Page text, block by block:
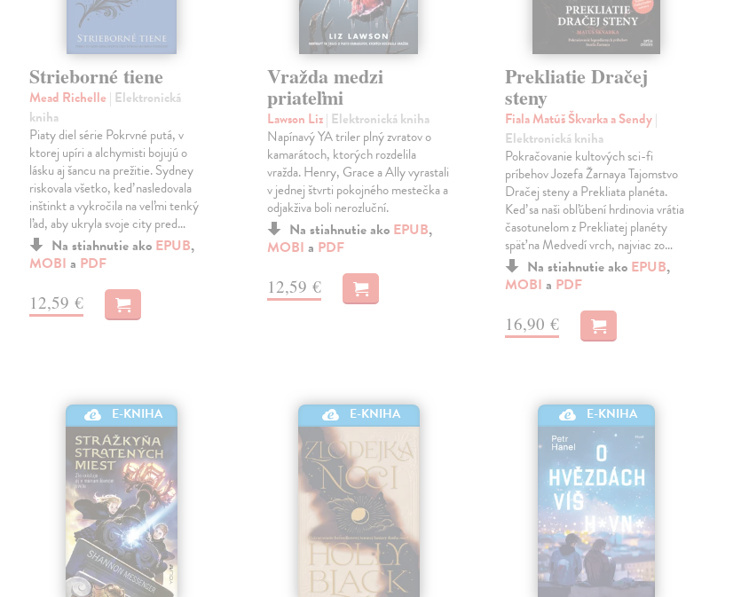
Strieborné tiene
Mead Richelle | Elektronická
kniha
Piaty diel série Pokrvné putá, v
ktorej upíri a alchymisti bojujú o
lásku aj šancu na prežitie. Sydney
riskovala všetko, keď nasledovala
inštinkt a vykročila na veľmi tenký
ľad, aby ukryla svoje city pred…
Na stiahnutie ako EPUB,
MOBI a PDF
12,59 €
Vražda medzi
priateľmi
Lawson Liz| Elektronická kniha
Napínavý YA triler plný zvratov o
kamarátoch, ktorých rozdelila
vražda. Henry, Grace a Ally vyrastali
v jednej štvrti pokojného mestečka a
odjakživa boli nerozluční.
Na stiahnutie ako EPUB,
MOBI a PDF
12,59 €
Prekliatie Dračej
steny
Fiala Matúš Škvarka a Sendy|
Elektronická kniha
Pokračovanie kultových sci-fi
príbehov Jozefa Žarnaya Tajomstvo
Dračej steny a Prekliata planéta.
Keď sa naši obľúbení hrdinovia vrátia
časotunelom z Prekliatej planéty
späť na Medvedí vrch, najviac zo…
Na stiahnutie ako EPUB,
MOBI a PDF
16,90 €
E-KNIHA E-KNIHA E-KNIHA